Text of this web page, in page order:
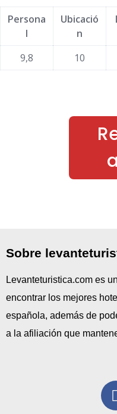
Persona
l
Ubicació
n
9,8
10
Sobre
Levanteturistica.com es
encontrar los mejores
española, además de
a la afiliación que